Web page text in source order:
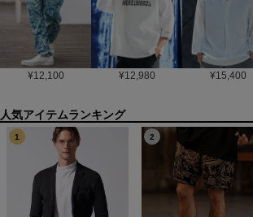
¥12,100 ¥12,980 ¥15,400
1 2